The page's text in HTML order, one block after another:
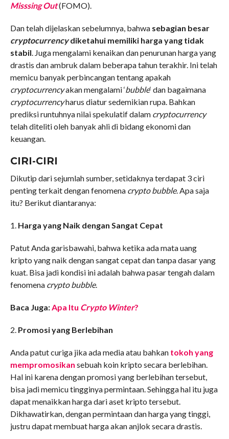
Misssing Out(FOMO).
Dan telah dijelaskan sebelumnya, bahwa sebagian besar
cryptocurrencydiketahui memiliki harga yang tidak
stabil. Juga mengalami kenaikan dan penurunan harga yang
drastis dan ambruk dalam beberapa tahun terakhir. Ini telah
memicu banyak perbincangan tentang apakah
cryptocurrencyakan mengalami ‘bubble‘ dan bagaimana
cryptocurrencyharus diatur sedemikian rupa. Bahkan
prediksi runtuhnya nilai spekulatif dalam cryptocurrency
telah diteliti oleh banyak ahli di bidang ekonomi dan
keuangan.
CIRI-CIRI
Dikutip dari sejumlah sumber, setidaknya terdapat 3 ciri
penting terkait dengan fenomena crypto bubble. Apa saja
itu? Berikut diantaranya:
1. Harga yang Naik dengan Sangat Cepat
Patut Anda garisbawahi, bahwa ketika ada mata uang
kripto yang naik dengan sangat cepat dan tanpa dasar yang
kuat. Bisa jadi kondisi ini adalah bahwa pasar tengah dalam
fenomena crypto bubble.
Baca Juga:Apa Itu Crypto Winter?
2. Promosi yang Berlebihan
Anda patut curiga jika ada media atau bahkan tokoh yang
mempromosikan sebuah koin kripto secara berlebihan.
Hal ini karena dengan promosi yang berlebihan tersebut,
bisa jadi memicu tingginya permintaan. Sehingga hal itu juga
dapat menaikkan harga dari aset kripto tersebut.
Dikhawatirkan, dengan permintaan dan harga yang tinggi,
justru dapat membuat harga akan anjlok secara drastis.